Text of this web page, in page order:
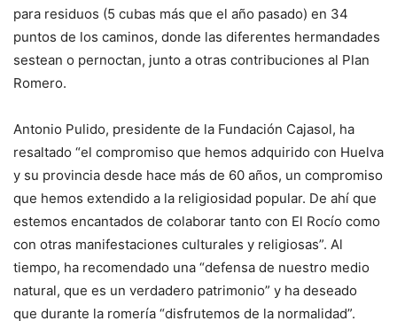
para residuos (5 cubas más que el año pasado) en 34
puntos de los caminos, donde las diferentes hermandades
sestean o pernoctan, junto a otras contribuciones al Plan
Romero.
Antonio Pulido, presidente de la Fundación Cajasol, ha
resaltado “el compromiso que hemos adquirido con Huelva
y su provincia desde hace más de 60 años, un compromiso
que hemos extendido a la religiosidad popular. De ahí que
estemos encantados de colaborar tanto con El Rocío como
con otras manifestaciones culturales y religiosas”. Al
tiempo, ha recomendado una “defensa de nuestro medio
natural, que es un verdadero patrimonio” y ha deseado
que durante la romería “disfrutemos de la normalidad”.